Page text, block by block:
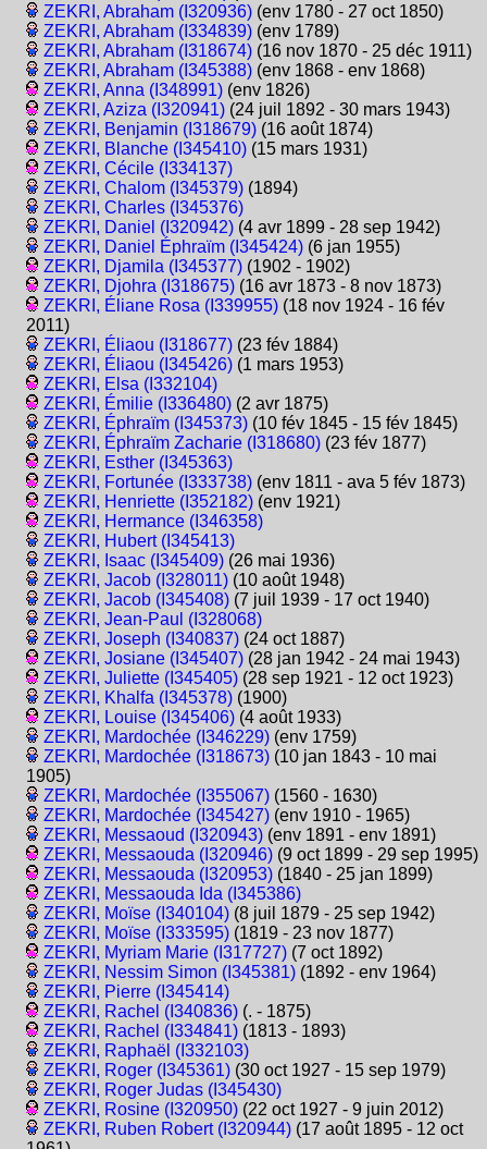
ZEKRI, Abraham (I320936) (env 1780 - 27 oct 1850)
ZEKRI, Abraham (I334839) (env 1789)
ZEKRI, Abraham (I318674) (16 nov 1870 - 25 déc 1911)
ZEKRI, Abraham (I345388) (env 1868 - env 1868)
ZEKRI, Anna (I348991) (env 1826)
ZEKRI, Aziza (I320941) (24 juil 1892 - 30 mars 1943)
ZEKRI, Benjamin (I318679) (16 août 1874)
ZEKRI, Blanche (I345410) (15 mars 1931)
ZEKRI, Cécile (I334137)
ZEKRI, Chalom (I345379) (1894)
ZEKRI, Charles (I345376)
ZEKRI, Daniel (I320942) (4 avr 1899 - 28 sep 1942)
ZEKRI, Daniel Éphraïm (I345424) (6 jan 1955)
ZEKRI, Djamila (I345377) (1902 - 1902)
ZEKRI, Djohra (I318675) (16 avr 1873 - 8 nov 1873)
ZEKRI, Éliane Rosa (I339955) (18 nov 1924 - 16 fév
2011)
ZEKRI, Éliaou (I318677) (23 fév 1884)
ZEKRI, Éliaou (I345426) (1 mars 1953)
ZEKRI, Elsa (I332104)
ZEKRI, Émilie (I336480) (2 avr 1875)
ZEKRI, Éphraïm (I345373) (10 fév 1845 - 15 fév 1845)
ZEKRI, Éphraïm Zacharie (I318680) (23 fév 1877)
ZEKRI, Esther (I345363)
ZEKRI, Fortunée (I333738) (env 1811 - ava 5 fév 1873)
ZEKRI, Henriette (I352182) (env 1921)
ZEKRI, Hermance (I346358)
ZEKRI, Hubert (I345413)
ZEKRI, Isaac (I345409) (26 mai 1936)
ZEKRI, Jacob (I328011) (10 août 1948)
ZEKRI, Jacob (I345408) (7 juil 1939 - 17 oct 1940)
ZEKRI, Jean-Paul (I328068)
ZEKRI, Joseph (I340837) (24 oct 1887)
ZEKRI, Josiane (I345407) (28 jan 1942 - 24 mai 1943)
ZEKRI, Juliette (I345405) (28 sep 1921 - 12 oct 1923)
ZEKRI, Khalfa (I345378) (1900)
ZEKRI, Louise (I345406) (4 août 1933)
ZEKRI, Mardochée (I346229) (env 1759)
ZEKRI, Mardochée (I318673) (10 jan 1843 - 10 mai
1905)
ZEKRI, Mardochée (I355067) (1560 - 1630)
ZEKRI, Mardochée (I345427) (env 1910 - 1965)
ZEKRI, Messaoud (I320943) (env 1891 - env 1891)
ZEKRI, Messaouda (I320946) (9 oct 1899 - 29 sep 1995)
ZEKRI, Messaouda (I320953) (1840 - 25 jan 1899)
ZEKRI, Messaouda Ida (I345386)
ZEKRI, Moïse (I340104) (8 juil 1879 - 25 sep 1942)
ZEKRI, Moïse (I333595) (1819 - 23 nov 1877)
ZEKRI, Myriam Marie (I317727) (7 oct 1892)
ZEKRI, Nessim Simon (I345381) (1892 - env 1964)
ZEKRI, Pierre (I345414)
ZEKRI, Rachel (I340836) (. - 1875)
ZEKRI, Rachel (I334841) (1813 - 1893)
ZEKRI, Raphaël (I332103)
ZEKRI, Roger (I345361) (30 oct 1927 - 15 sep 1979)
ZEKRI, Roger Judas (I345430)
ZEKRI, Rosine (I320950) (22 oct 1927 - 9 juin 2012)
ZEKRI, Ruben Robert (I320944) (17 août 1895 - 12 oct